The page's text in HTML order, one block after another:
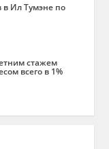
в Ил Тумэне по
стажем
всего в 1%